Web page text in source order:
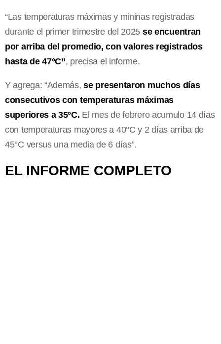
“Las temperaturas máximas y mininas registradas
durante el primer trimestre del 2025 se encuentran
por arriba del promedio, con valores registrados
hasta de 47°C”, precisa el informe.
Y agrega: “Además,se presentaron muchos días
consecutivos con temperaturas máximas
superiores a 35°C. El mes de febrero acumulo 14 días
con temperaturas mayores a 40°C y 2 días arriba de
45°C versus una media de 6 días”.
EL INFORME COMPLETO